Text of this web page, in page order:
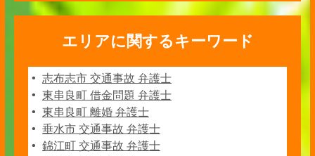
エリアに関するキーワード
志布志市 交通事故 弁護士
東串良町 借金問題 弁護士
東串良町 離婚 弁護士
垂水市 交通事故 弁護士
錦江町 交通事故 弁護士